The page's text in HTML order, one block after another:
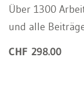
Über 1300
und alle
CHF 298.00